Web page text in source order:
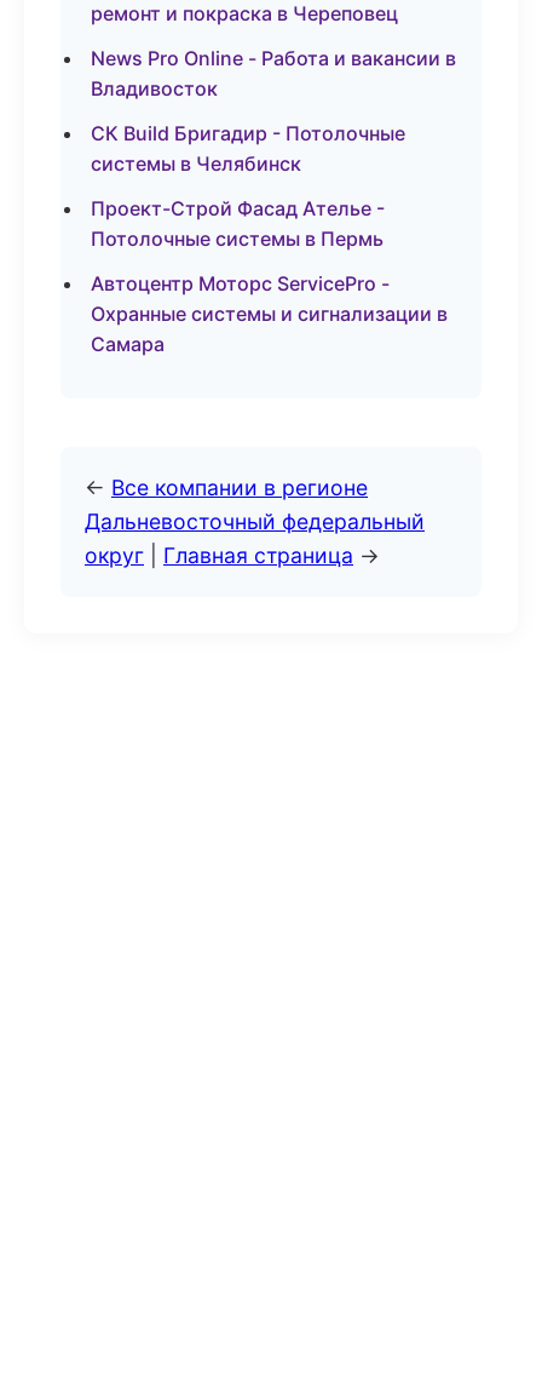
ремонт и покраска в Череповец
News Pro Online - Работа и вакансии в
Владивосток
СК Build Бригадир - Потолочные
системы в Челябинск
Проект-Строй Фасад Ателье -
Потолочные системы в Пермь
Автоцентр Моторс ServicePro -
Охранные системы и сигнализации в
Самара
← Все компании в регионе
Дальневосточный федеральный
округ
Главная страница →